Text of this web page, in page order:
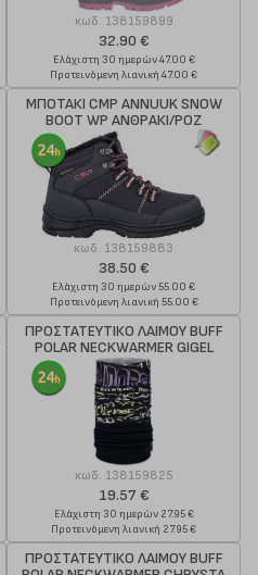
κωδ. 138159899
32.90 €
Ελάχιστη 30 ημερών 47.00 €
Προτεινόμενη λιανική 47.00 €
ΜΠΟΤΑΚΙ CMP ANNUUK SNOW
BOOT WP ΑΝΘΡΑΚΙ/ΡΟΖ
κωδ. 138159883
38.50 €
Ελάχιστη 30 ημερών 55.00 €
Προτεινόμενη λιανική 55.00 €
ΠΡΟΣΤΑΤΕΥΤΙΚΟ ΛΑΙΜΟΥ BUFF
POLAR NECKWARMER GIGEL
BLACK
κωδ. 138159825
19.57 €
Ελάχιστη 30 ημερών 27.95 €
Προτεινόμενη λιανική 27.95 €
ΠΡΟΣΤΑΤΕΥΤΙΚΟ ΛΑΙΜΟΥ BUFF